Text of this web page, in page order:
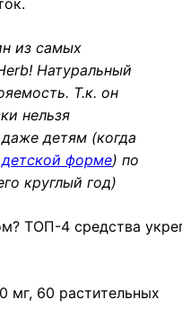
из самых
Натуральный
Т.к. он
нельзя
детям (когда
форме) по
круглый год)
мг, 60 растительных